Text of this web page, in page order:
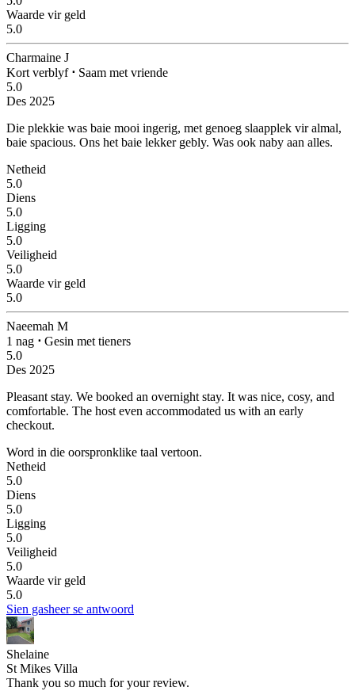
Waarde vir geld
5.0
Charmaine J
Kort verblyf ⋅ Saam met vriende
5.0
Des 2025
Die plekkie was baie mooi ingerig, met genoeg slaapplek vir almal,
baie spacious. Ons het baie lekker gebly. Was ook naby aan alles.
Netheid
5.0
Diens
5.0
Ligging
5.0
Veiligheid
5.0
Waarde vir geld
5.0
Naeemah M
1 nag ⋅ Gesin met tieners
5.0
Des 2025
Pleasant stay. We booked an overnight stay. It was nice, cosy, and
comfortable. The host even accommodated us with an early
checkout.
Word in die oorspronklike taal vertoon.
Netheid
5.0
Diens
5.0
Ligging
5.0
Veiligheid
5.0
Waarde vir geld
5.0
Sien gasheer se antwoord
Shelaine
St Mikes Villa
Thank you so much for your review.